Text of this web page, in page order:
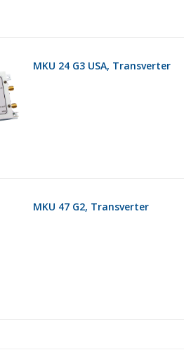
MKU 24 G3 USA, Transverter
MKU 47 G2, Transverter